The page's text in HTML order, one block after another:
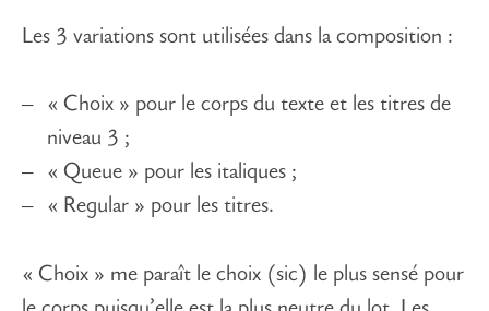
Les 3 variations sont utilisées dans la composition :
« Choix » pour le corps du texte et les titres de
niveau 3 ;
« Queue » pour les italiques ;
« Regular » pour les titres.
« Choix » me paraît le choix (sic) le plus sensé pour